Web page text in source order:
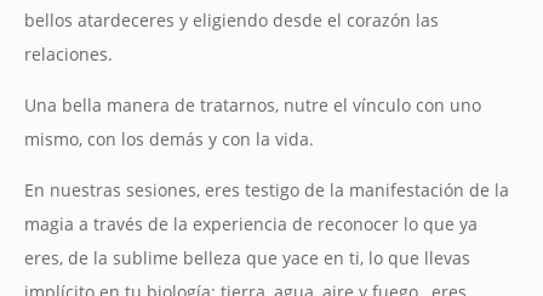
bellos atardeceres y eligiendo desde el corazón las
relaciones.
Una bella manera de tratarnos, nutre el vínculo con uno
mismo, con los demás y con la vida.
En nuestras sesiones, eres testigo de la manifestación de la
magia a través de la experiencia de reconocer lo que ya
eres, de la sublime belleza que yace en ti, lo que llevas